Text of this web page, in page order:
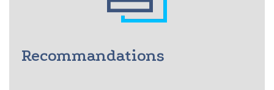
Recommandations